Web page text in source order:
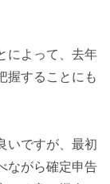
によって、去年
握することにも
いですが、最初
ながら確定申告